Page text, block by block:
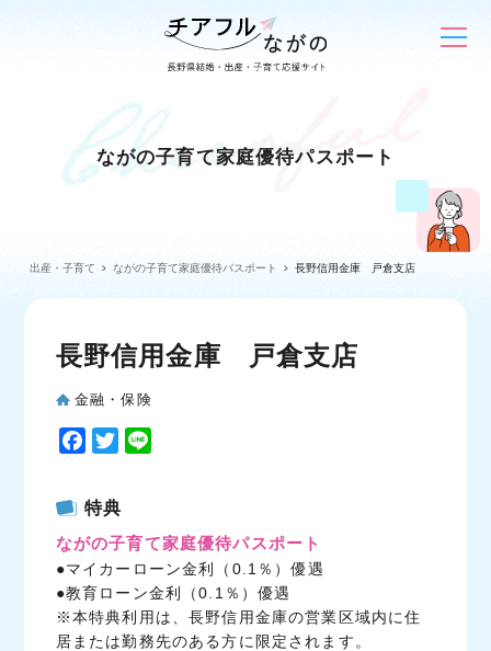
ながの子育て家庭優待パスポート
出産・子育て ながの子育て家庭優待パスポート 長野信用金庫 戸倉支店
長野信用金庫 戸倉支店
金融・保険
F
e
b
o
o
k
T
t
t
e
r
特典
ながの子育て家庭優待パスポート
●マイカーローン金利（0.1％）優遇
●教育ローン金利（0.1％）優遇
※本特典利用は、長野信用金庫の営業区域内に住
居または勤務先のある方に限定されます。